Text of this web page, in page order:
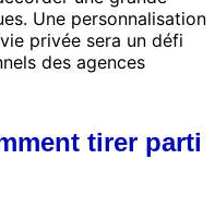
Une personnalisation
privée sera un défi
des agences
tirer parti